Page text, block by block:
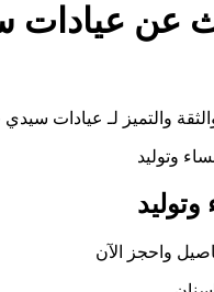
عن عيادات
والثقة والتميز لـ عيادات
وتوليد
واحجز الآن